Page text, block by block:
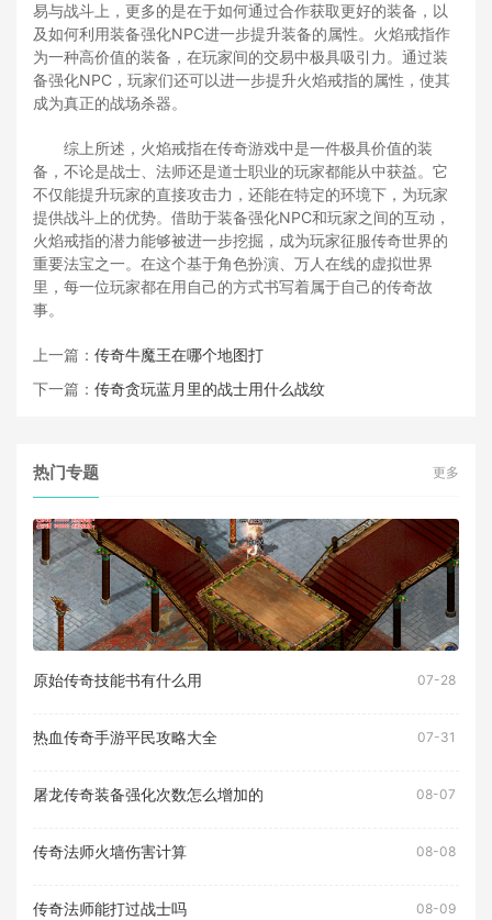
易与战斗上，更多的是在于如何通过合作获取更好的装备，以
及如何利用装备强化NPC进一步提升装备的属性。火焰戒指作
为一种高价值的装备，在玩家间的交易中极具吸引力。通过装
备强化NPC，玩家们还可以进一步提升火焰戒指的属性，使其
成为真正的战场杀器。
综上所述，火焰戒指在传奇游戏中是一件极具价值的装
备，不论是战士、法师还是道士职业的玩家都能从中获益。它
不仅能提升玩家的直接攻击力，还能在特定的环境下，为玩家
提供战斗上的优势。借助于装备强化NPC和玩家之间的互动，
火焰戒指的潜力能够被进一步挖掘，成为玩家征服传奇世界的
重要法宝之一。在这个基于角色扮演、万人在线的虚拟世界
里，每一位玩家都在用自己的方式书写着属于自己的传奇故
事。
上一篇： 传奇牛魔王在哪个地图打
下一篇： 传奇贪玩蓝月里的战士用什么战纹
热门专题 更多
原始传奇技能书有什么用 07-28
热血传奇手游平民攻略大全 07-31
屠龙传奇装备强化次数怎么增加的 08-07
传奇法师火墙伤害计算 08-08
传奇法师能打过战士吗 08-09